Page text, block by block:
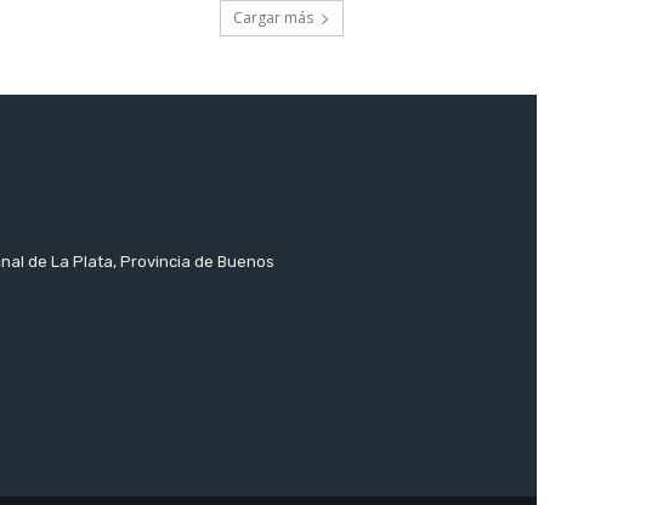
Cargar más
de La Plata, Provincia de Buenos